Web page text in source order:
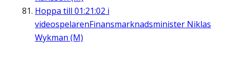
Hoppa till 01:21:02 i
videospelarenFinansmarknadsminister Niklas
Wykman (M)